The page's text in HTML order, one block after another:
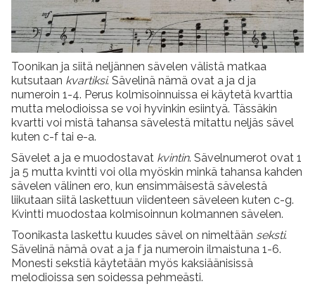
Toonikan ja siitä neljännen sävelen välistä matkaa
kutsutaan kvartiksi. Sävelinä nämä ovat a ja d ja
numeroin 1-4. Perus kolmisoinnuissa ei käytetä kvarttia
mutta melodioissa se voi hyvinkin esiintyä. Tässäkin
kvartti voi mistä tahansa sävelestä mitattu neljäs sävel
kuten c-f tai e-a.
Sävelet a ja e muodostavat kvintin. Sävelnumerot ovat 1
ja 5 mutta kvintti voi olla myöskin minkä tahansa kahden
sävelen välinen ero, kun ensimmäisestä sävelestä
liikutaan siitä laskettuun viidenteen säveleen kuten c-g.
Kvintti muodostaa kolmisoinnun kolmannen sävelen.
Toonikasta laskettu kuudes sävel on nimeltään seksti.
Sävelinä nämä ovat a ja f ja numeroin ilmaistuna 1-6.
Monesti sekstiä käytetään myös kaksiäänisissä
melodioissa sen soidessa pehmeästi.